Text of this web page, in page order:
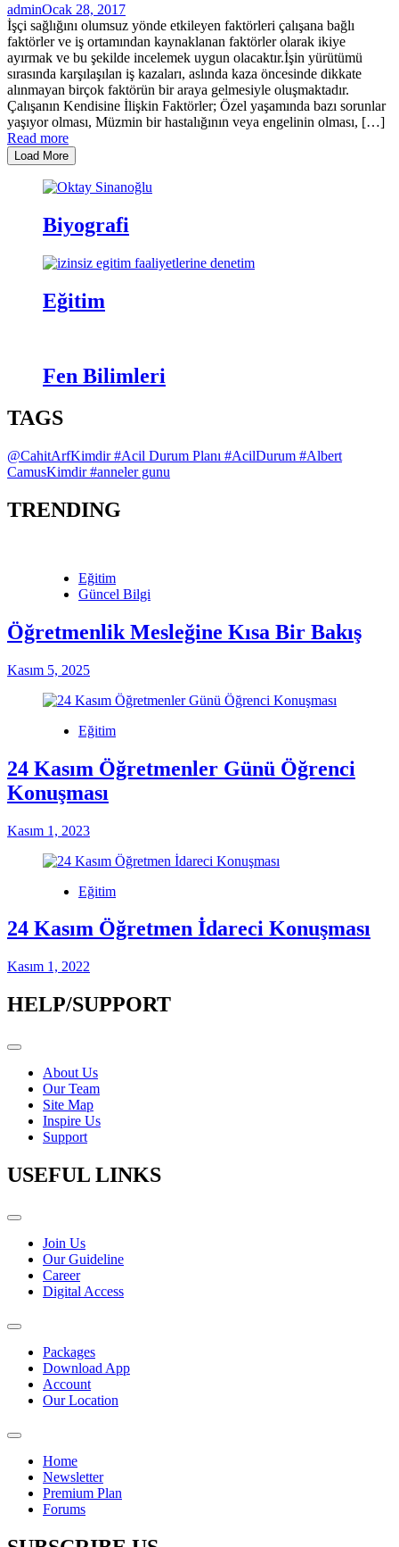
adminOcak 28, 2017
İşçi sağlığını olumsuz yönde etkileyen faktörleri çalışana bağlı
faktörler ve iş ortamından kaynaklanan faktörler olarak ikiye
ayırmak ve bu şekilde incelemek uygun olacaktır.İşin yürütümü
sırasında karşılaşılan iş kazaları, aslında kaza öncesinde dikkate
alınmayan birçok faktörün bir araya gelmesiyle oluşmaktadır.
Çalışanın Kendisine İlişkin Faktörler; Özel yaşamında bazı sorunlar
yaşıyor olması, Müzmin bir hastalığının veya engelinin olması, […]
Read more
Load More
Biyografi
Eğitim
Fen Bilimleri
TAGS
@CahitArfKimdir#Acil Durum Planı #AcilDurum #Albert
CamusKimdir#anneler gunu
TRENDING
Eğitim
Güncel Bilgi
Öğretmenlik Mesleğine Kısa Bir Bakış
Kasım 5, 2025
Eğitim
24 Kasım Öğretmenler Günü Öğrenci
Konuşması
Kasım 1, 2023
Eğitim
24 Kasım Öğretmen İdareci Konuşması
Kasım 1, 2022
HELP/SUPPORT
About Us
Our Team
Site Map
Inspire Us
Support
USEFUL LINKS
Join Us
Our Guideline
Career
Digital Access
Packages
Download App
Account
Our Location
Home
Newsletter
Premium Plan
Forums